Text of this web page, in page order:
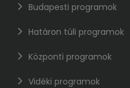
Budapesti programok
Határon túli programok
Központi programok
Vidéki programok